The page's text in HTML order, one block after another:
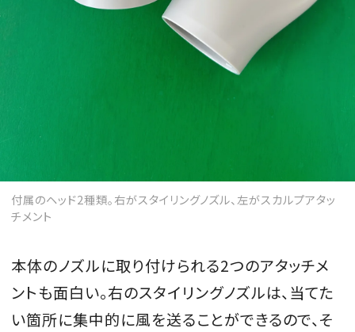
付属のヘッド2種類。右がスタイリングノズル、左がスカルプアタッ
チメント
本体のノズルに取り付けられる2つのアタッチメ
ントも面白い。右のスタイリングノズルは、当てた
い箇所に集中的に風を送ることができるので、そ